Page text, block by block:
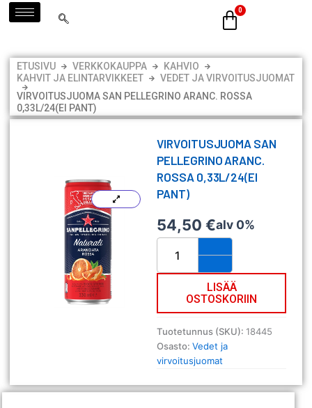
Siirry
sisältöön
ETUSIVU VERKKOKAUPPA
KAHVIO
KAHVIT JA ELINTARVIKKEET
VEDET JA VIRVOITUSJUOMAT
VIRVOITUSJUOMA SAN PELLEGRINO ARANC. ROSSA
0,33L/24(EI PANT)
VIRVOITUSJUOMA SAN
PELLEGRINO ARANC.
ROSSA 0,33L/24(EI
PANT)
54,50€alv 0%
Virvoitusjuoma
Pellegrino
0,33l/24(ei
pant)
määrä
LISÄÄ
OSTOSKORIIN
Tuotetunnus (SKU):18445
Osasto:Vedet ja
virvoitusjuomat